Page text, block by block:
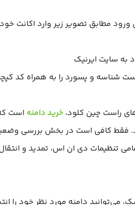
مطابق تصویر زیر وارد اکانت
شناسه و پسورد را به همراه کد کپچا
راست چین کلود، خرید دامنه است
فقط کافی است در بخش بررسی
تنظیمات دی ان اس، تمدید و انتقال
می‌توانید دامنه مورد نظر خود را